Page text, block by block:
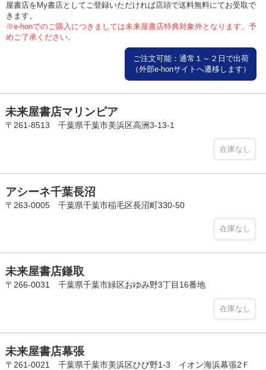
屋書店をMy書店としてご登録いただければ店頭で送料無料にてお受取で
きます。
※e-honでのご購入につきましては未来屋書店特典対象外となります。予
めご了承ください。
ご注文可能：通常１～２日で出荷
（外部e-honサイトへ遷移します）
未来屋書店マリンピア
〒261-8513 千葉県千葉市美浜区高洲3-13-1
在庫なし
アシーネ千葉長沼
〒263-0005 千葉県千葉市稲毛区長沼町330-50
在庫なし
未来屋書店鎌取
〒266-0031 千葉県千葉市緑区おゆみ野3丁目16番地
在庫なし
未来屋書店幕張
〒261-0021 千葉県千葉市美浜区ひび野1-3 イオン海浜幕張2Ｆ